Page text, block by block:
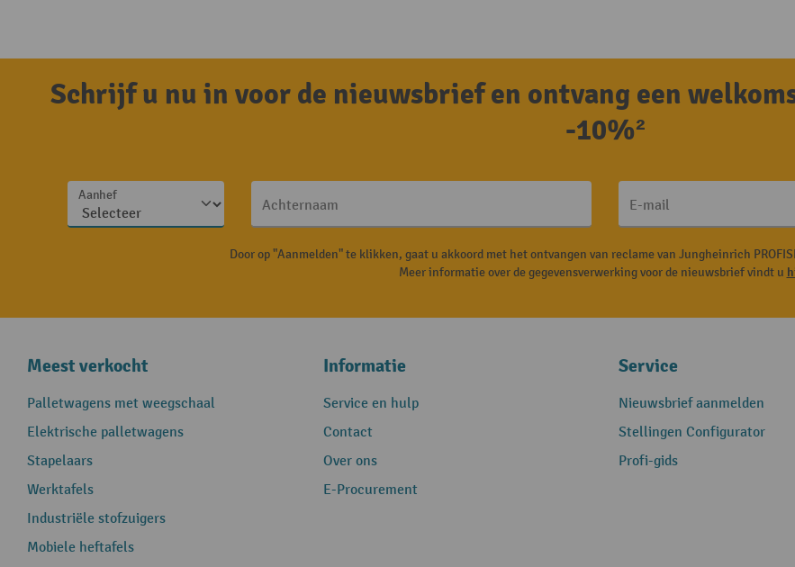
Schrijf u nu in voor de nieuwsbrief en ontvang een
-10%²
Aanhef
Achternaam E-mail
Door op "Aanmelden" te klikken, gaat u akkoord met het ontvangen van reclame van Jungheinrich
Meer informatie over de gegevensverwerking voor de nieuwsbrief vindt u
Meest verkocht
Palletwagens met weegschaal
Elektrische palletwagens
Stapelaars
Werktafels
Industriële stofzuigers
Mobiele heftafels
Informatie
Service en hulp
Contact
Over ons
E-Procurement
Service
Nieuwsbrief aanmelden
Stellingen Configurator
Profi-gids